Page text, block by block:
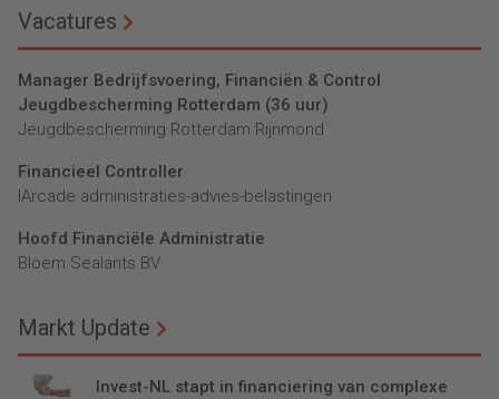
spanningsveld. Wat konden
de CFO's leren van elkaar en
uit andere disciplines, zoals
Vacatures
Manager Bedrijfsvoering, Financiën & Control
Jeugdbescherming Rotterdam (36 uur)
Jeugdbescherming Rotterdam Rijnmond
Financieel Controller
lArcade administraties-advies-belastingen
Hoofd Financiële Administratie
Bloem Sealants BV
Markt Update
Invest-NL stapt in financiering van complexe